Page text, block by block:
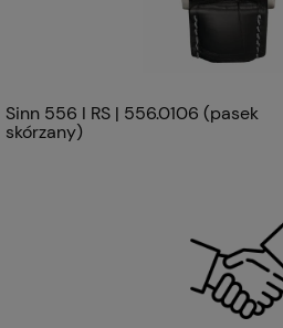
Sinn 556 I RS | 556.0106 (pasek
skórzany)